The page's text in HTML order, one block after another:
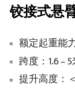
铰接式悬
额定起重能
跨度：1.6 –
提升高度：